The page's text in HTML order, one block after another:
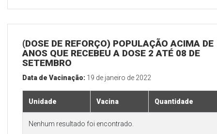
(DOSE DE REFORÇO) POPULAÇÃO ACIMA DE
ANOS QUE RECEBEU A DOSE 2 ATÉ 08 DE
SETEMBRO
Data de Vacinação: 19 de janeiro de 2022
Unidade Vacina Quantidade
Nenhum resultado foi encontrado.